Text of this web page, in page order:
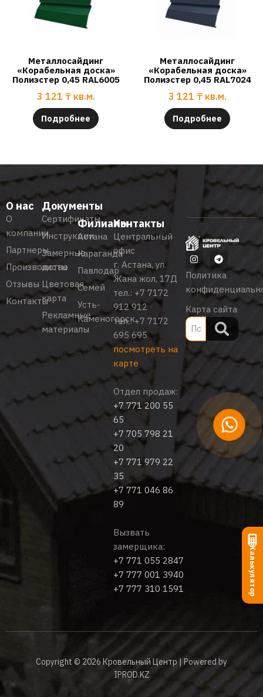
Металлосайдинг
«Корабельная доска»
Полиэстер 0,45 RAL6005
3 121 ₸ кв.м.
Подробнее
Металлосайдинг
«Корабельная доска»
Полиэстер 0,45 RAL7024
3 121 ₸ кв.м.
Подробнее
О нас
О
компании
Партнеры
Производство
Отзывы
Контакты
Документы
Сертификаты
Инструкции
Замерные
листы
Цветовая
карта
Рекламные
материалы
Филиалы
Астана
Караганда
Павлодар
Семей
Усть-
Каменогорск
Контакты
Центральный
офис
г. Астана, ул.
Жана жол, 17Д
тел.: +7 7172
912 912
тел.:+7 7172
695 695
посмотреть на
карте
Отдел продаж:
+7 771 200 55
65
+7 705 798 21
20
+7 771 979 22
35
+7 771 046 86
89
Вызвать
замерщика:
+7 771 055 2847
+7 777 001 3940
+7 777 310 1591
Политика
Карта сайта
Copyright © 2026 Кровельный Центр | Powered by
IPROD.KZ
Калькулятор